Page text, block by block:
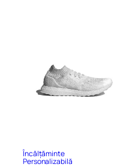
Încălțăminte
Personalizabilă